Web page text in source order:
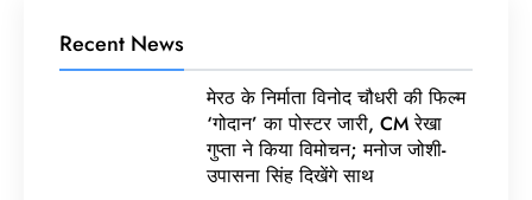
Recent News
मेरठ के निर्माता विनोद चौधरी की फिल्म
‘गोदान’ का पोस्टर जारी, CM रेखा
गुप्ता ने किया विमोचन; मनोज जोशी-
उपासना सिंह दिखेंगे साथ